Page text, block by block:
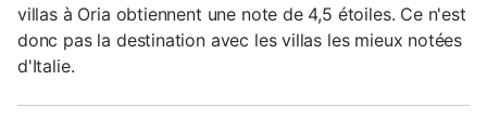
villas à Oria obtiennent une note de 4,5 étoiles. Ce n'est
donc pas la destination avec les villas les mieux notées
d'Italie.